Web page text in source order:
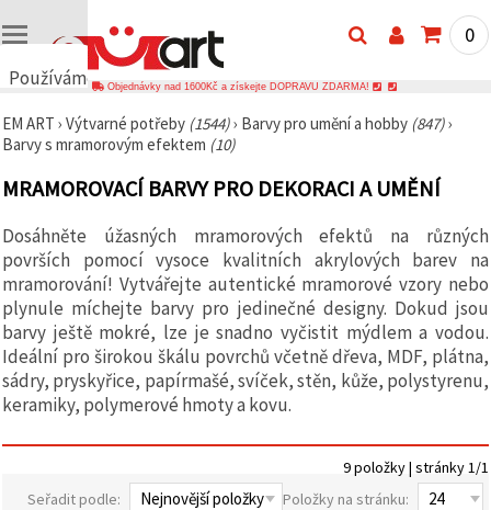
Používáme
🍪
Používáme
podobné
technologie,
zajistili
správné
fungování
webu,
zlepšili vaše
prostředí
při jeho
používání a
s vaším
souhlasem
analyzovali
a
obsah a
0
Objednávky nad 1600Kč a získejte DOPRAVU ZDARMA!
EM ART › Výtvarné potřeby (1544)› Barvy pro umění a hobby (847)›
Barvy s mramorovým efektem (10)
MRAMOROVACÍ BARVY PRO DEKORACI A UMĚNÍ
Dosáhněte úžasných mramorových efektů na různých
površích pomocí vysoce kvalitních akrylových barev na
mramorování! Vytvářejte autentické mramorové vzory nebo
plynule míchejte barvy pro jedinečné designy. Dokud jsou
barvy ještě mokré, lze je snadno vyčistit mýdlem a vodou.
Ideální pro širokou škálu povrchů včetně dřeva, MDF, plátna,
sádry, pryskyřice, papírmašé, svíček, stěn, kůže, polystyrenu,
keramiky, polymerové hmoty a kovu.
9 položky | stránky 1/1
Seřadit podle:
Položky na stránku: